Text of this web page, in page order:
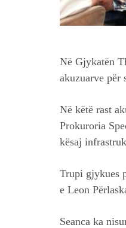
Në Gjykatën
akuzuarve për
Në këtë rast
Prokuroria
kësaj
Trupi gjykues
e Leon
Seanca ka